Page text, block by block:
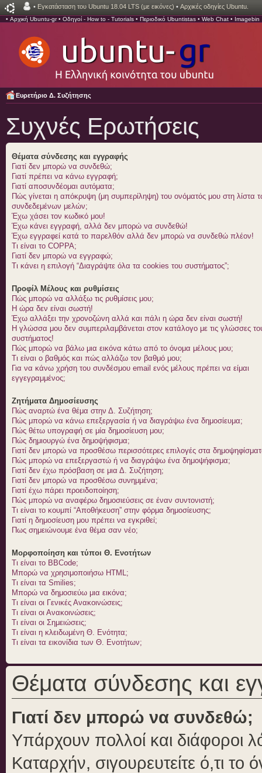
• Εγκατάσταση του Ubuntu 18.04 LTS (με εικόνες) • Αρχικές οδηγίες Ubuntu.
• Αρχική Ubuntu-gr• Οδηγοί - How to - Tutorials • Περιοδικό Ubuntistas • Web Chat • Imagebin
Ευρετήριο Δ. Συζήτησης
Συχνές Ερωτήσεις
Θέματα σύνδεσης και εγγραφής
Γιατί δεν μπορώ να συνδεθώ;
Γιατί πρέπει να κάνω εγγραφή;
Γιατί αποσυνδέομαι αυτόματα;
Πώς γίνεται η απόκρυψη (μη συμπερίληψη) του ονόματός μου στη λίστα
συνδεδεμένων μελών;
Έχω χάσει τον κωδικό μου!
Έχω κάνει εγγραφή, αλλά δεν μπορώ να συνδεθώ!
Έχω εγγραφεί κατά το παρελθόν αλλά δεν μπορώ να συνδεθώ πλέον!
Τι είναι το COPPA;
Γιατί δεν μπορώ να εγγραφώ;
Τι κάνει η επιλογή “Διαγράψτε όλα τα cookies του συστήματος”;
Προφίλ Μέλους και ρυθμίσεις
Πώς μπορώ να αλλάξω τις ρυθμίσεις μου;
Η ώρα δεν είναι σωστή!
Έχω αλλάξει την χρονοζώνη αλλά και πάλι η ώρα δεν είναι σωστή!
Η γλώσσα μου δεν συμπεριλαμβάνεται στον κατάλογο με τις γλώσσες
συστήματος!
Πώς μπορώ να βάλω μια εικόνα κάτω από το όνομα μέλους μου;
Τι είναι ο βαθμός και πώς αλλάζω τον βαθμό μου;
Για να κάνω χρήση του συνδέσμου email ενός μέλους πρέπει να είμαι
εγγεγραμμένος;
Ζητήματα Δημοσίευσης
Πώς αναρτώ ένα θέμα στην Δ. Συζήτηση;
Πώς μπορώ να κάνω επεξεργασία ή να διαγράψω ένα δημοσίευμα;
Πώς θέτω υπογραφή σε μία δημοσίευση μου;
Πώς δημιουργώ ένα δημοψήφισμα;
Γιατί δεν μπορώ να προσθέσω περισσότερες επιλογές στα
Πώς μπορώ να επεξεργαστώ ή να διαγράψω ένα δημοψήφισμα;
Γιατί δεν έχω πρόσβαση σε μια Δ. Συζήτηση;
Γιατί δεν μπορώ να προσθέσω συνημμένα;
Γιατί έχω πάρει προειδοποίηση;
Πώς μπορώ να αναφέρω δημοσιεύσεις σε έναν συντονιστή;
Τι είναι το κουμπί “Αποθήκευση” στην φόρμα δημοσίευσης;
Γιατί η δημοσίευση μου πρέπει να εγκριθεί;
Πως σημειώνουμε ένα θέμα σαν νέο;
Μορφοποίηση και τύποι Θ. Ενοτήτων
Τι είναι το BBCode;
Μπορώ να χρησιμοποιήσω HTML;
Τι είναι τα Smilies;
Μπορώ να δημοσιεύω μια εικόνα;
Τι είναι οι Γενικές Ανακοινώσεις;
Τι είναι οι Ανακοινώσεις;
Τι είναι οι Σημειώσεις;
Τι είναι η κλειδωμένη Θ. Ενότητα;
Τι είναι τα εικονίδια των Θ. Ενοτήτων;
Θέματα σύνδεσης και
Γιατί δεν μπορώ να συνδεθώ;
Υπάρχουν πολλοί και διάφοροι
Καταρχήν, σιγουρευτείτε ό,τι